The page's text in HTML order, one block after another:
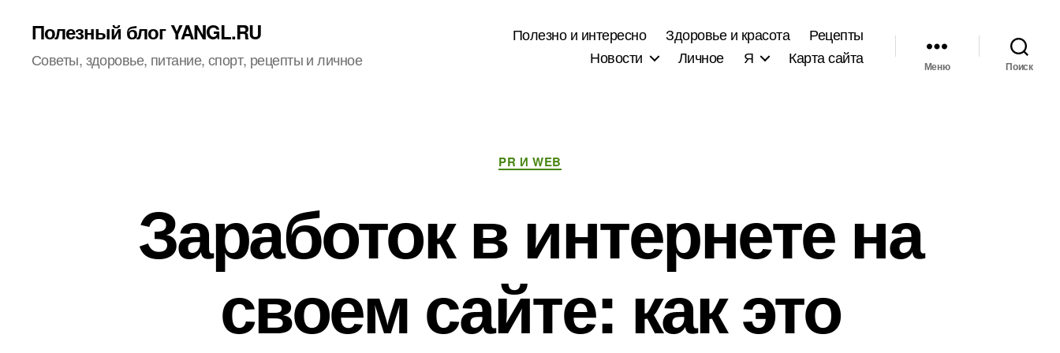
Полезный блог YANGL.RU
Советы, здоровье, питание, спорт, рецепты и личное
Полезно и интересно Здоровье и красота
Рецепты
Новости
Личное Я Карта сайта Меню Поиск
Рубрики
PR И WEB
Заработок в интернете на
своем сайте: как это